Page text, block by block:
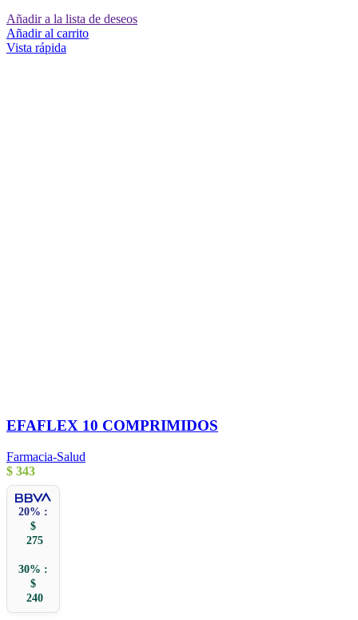
Añadir a la lista de deseos
Añadir al carrito
Vista rápida
EFAFLEX 10 COMPRIMIDOS
Farmacia-Salud
$ 343
20% :
$
275
30% :
$
240